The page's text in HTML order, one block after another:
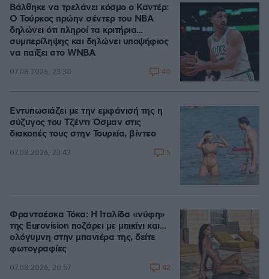
Βάλθηκε να τρελάνει κόσμο ο Καντέρ:
Ο Τούρκος πρώην σέντερ του NBA
δηλώνει ότι πληροί τα κριτήρια...
συμπερίληψης και δηλώνει υποψήφιος
να παίξει στο WNBA
07.08.2026, 23:30 40
Εντυπωσιάζει με την εμφάνισή της η
σύζυγος του Τζέντι Όσμαν στις
διακοπές τους στην Τουρκία, βίντεο
07.08.2026, 23:43 5
Φραντσέσκα Τόκα: Η Ιταλίδα «νύφη»
της Eurovision ποζάρει με μπικίνι και...
ολόγυμνη στην μπανιέρα της, δείτε
φωτογραφίες
07.08.2026, 20:57 42